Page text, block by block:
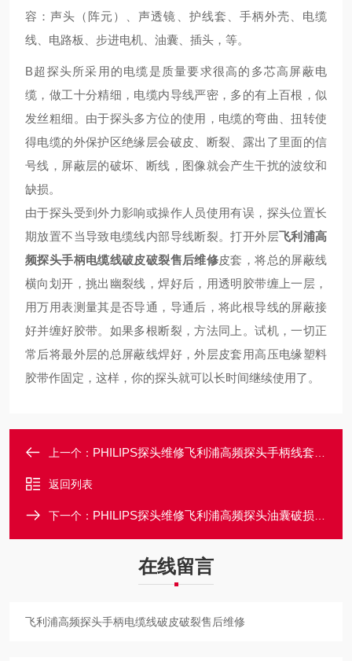
容：声头（阵元）、声透镜、护线套、手柄外壳、电缆
线、电路板、步进电机、油囊、插头，等。
B超探头所采用的电缆是质量要求很高的多芯高屏蔽电
缆，做工十分精细，电缆内导线严密，多的有上百根，似
发丝粗细。由于探头多方位的使用，电缆的弯曲、扭转使
得电缆的外保护区绝缘层会破皮、断裂、露出了里面的信
号线，屏蔽层的破坏、断线，图像就会产生干扰的波纹和
缺损。
由于探头受到外力影响或操作人员使用有误，探头位置长
期放置不当导致电缆线内部导线断裂。打开外层飞利浦高
频探头手柄电缆线破皮破裂售后维修皮套，将总的屏蔽线
横向划开，挑出幽裂线，焊好后，用透明胶带缠上一层，
用万用表测量其是否导通，导通后，将此根导线的屏蔽接
好并缠好胶带。如果多根断裂，方法同上。试机，一切正
常后将最外层的总屏蔽线焊好，外层皮套用高压电缘塑料
胶带作固定，这样，你的探头就可以长时间继续使用了。
上一个： PHILIPS探头维修飞利浦高频探头手柄线套破损破裂破洞维修
返回列表
下一个： PHILIPS探头维修飞利浦高频探头油囊破损漏油维修更换解决
在线留言